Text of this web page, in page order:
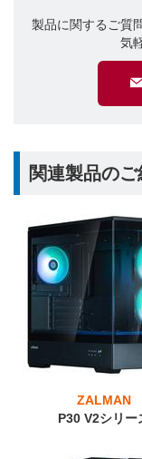
製品に関するご質
気
関連製品の
ZALMAN
P30 V2シリー